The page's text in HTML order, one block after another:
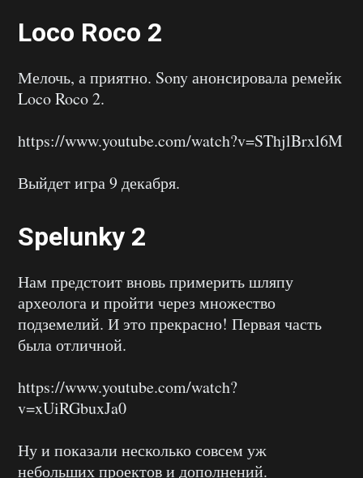
Loco Roco 2
Мелочь, а приятно. Sony анонсировала ремейк
Loco Roco 2.
https://www.youtube.com/watch?v=SThjlBrxl6M
Выйдет игра 9 декабря.
Spelunky 2
Нам предстоит вновь примерить шляпу
археолога и пройти через множество
подземелий. И это прекрасно! Первая часть
была отличной.
https://www.youtube.com/watch?
v=xUiRGbuxJa0
Ну и показали несколько совсем уж
небольших проектов и дополнений.